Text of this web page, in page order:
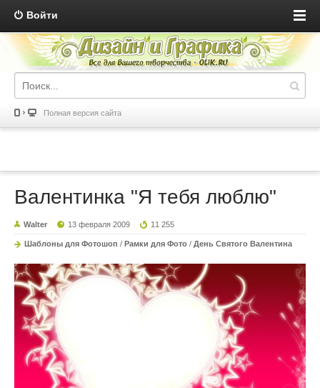
Войти
Полная версия сайта
Валентинка "Я тебя люблю"
Walter 13 февраля 2009 11 255
Шаблоны для Фотошоп / Рамки для Фото / День Святого Валентина